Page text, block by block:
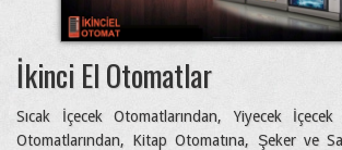
İkinci El Otomatlar
Sıcak İçecek Otomatlarından, Yiyecek
Otomatlarından, Kitap Otomatına, Şeker ve